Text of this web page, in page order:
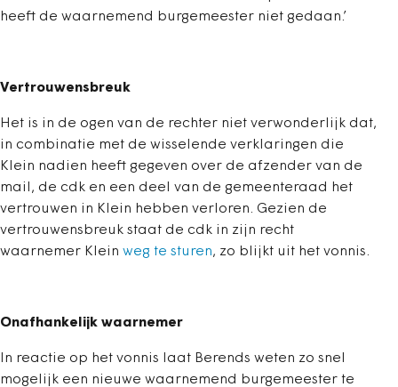
heeft de waarnemend burgemeester niet gedaan.’
Vertrouwensbreuk
Het is in de ogen van de rechter niet verwonderlijk dat,
in combinatie met de wisselende verklaringen die
Klein nadien heeft gegeven over de afzender van de
mail, de cdk en een deel van de gemeenteraad het
vertrouwen in Klein hebben verloren. Gezien de
vertrouwensbreuk staat de cdk in zijn recht
waarnemer Klein weg te sturen, zo blijkt uit het vonnis.
Onafhankelijk waarnemer
In reactie op het vonnis laat Berends weten zo snel
mogelijk een nieuwe waarnemend burgemeester te